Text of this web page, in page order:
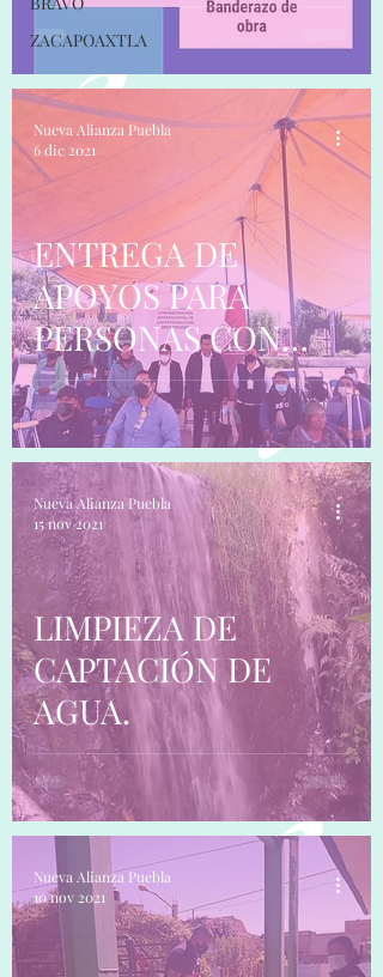
ZACAPOAXTLA
ENTREGA DE
APOYOS PARA
PERSONAS CON
DISCAPACIDAD.
Nueva Alianza Puebla
6 dic 2021
LIMPIEZA DE
CAPTACIÓN DE
AGUA.
Nueva Alianza Puebla
15 nov 2021
Nueva Alianza Puebla
10 nov 2021